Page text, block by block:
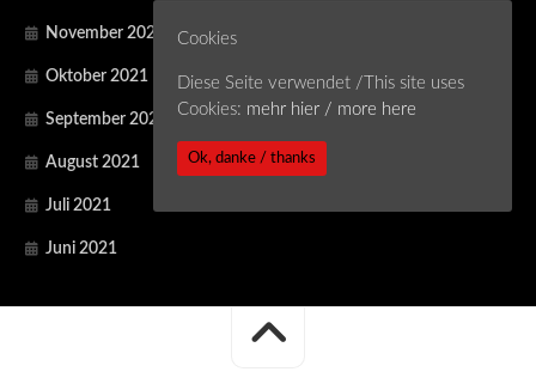
November 2021
Oktober 2021
September 2021
August 2021
Juli 2021
Juni 2021
Cookies
Diese Seite verwendet /This site uses
Cookies: mehr hier / more here
Ok, danke / thanks